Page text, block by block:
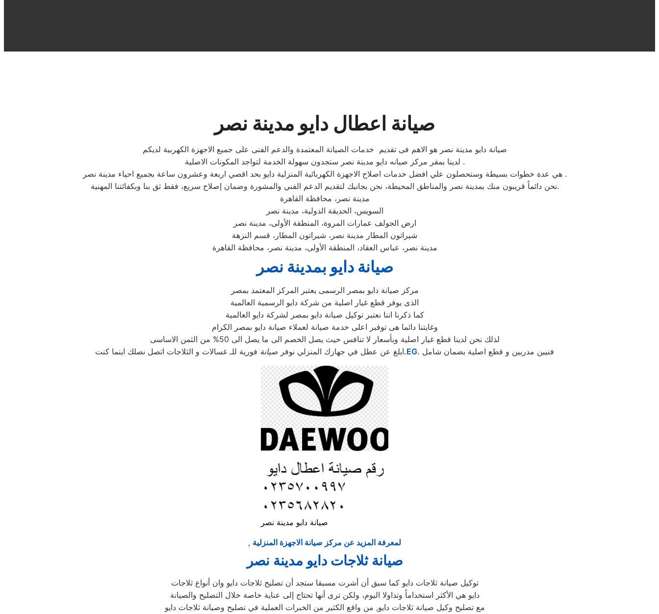
صيانة اعطال دايو مدينة نصر
صيانة دايو مدينة نصر هو الاهم فى تقديم خدمات الصيانة المعتمدة والدعم الفنى على جميع الاجهزة الكهربية لديكم
لدينا بمقر مركز صيانه دايو مدينة نصر ستجدون سهولة الخدمة لتواجد المكونات الاصلية .
هي عدة خطوات بسيطة وستحصلون علي افضل خدمات اصلاح الاجهزة الكهربائية المنزلية دايو بحد اقصي اربعة وعشرون ساعة بجميع احياء مدينة نصر .
نحن دائماً قريبون منك بمدينة نصر والمناطق المحيطة، نحن بجانبك لتقديم الدعم الفني والمشورة وضمان إصلاح سريع، فقط ثق بنا وبكفائتنا المهنية.
مدينة نصر، محافظة القاهرة
السويس، الحديقة الدولية، مدينة نصر
ارض الجولف عمارات المروة، المنطقة الأولى، مدينة نصر
شيراتون المطار مدينة نصر، شيراتون المطار، قسم النزهة
مدينة نصر، عباس العقاد، المنطقة الأولى، مدينة نصر، محافظة القاهرة
صيانة دايو بمدينة نصر
مركز صيانة دايو بمصر الرسمى يعتبر المركز المعتمد بمصر
الذى يوفر قطع غيار اصلية من شركة دايو الرسمية العالمية
كما ذكرنا اننا نعتبر توكيل صيانة دايو بمصر لشركة دايو العالمية
وغايتنا دائما هى توفير اعلى خدمة صيانة لعملاء صيانة دايو بمصر الكرام
لذلك نحن لدينا قطع غيار اصلية وبأسعار لا تنافس حيث يصل الخصم الى ما يصل الى 50% من الثمن الاساسى
ابلغ عن عطل في جهازك المنزلي نوفر صيانة فورية للـ غسالات و الثلاجات اتصل نصلك اينما كنت .EG. فنيين مدربين و قطع اصلية بضمان شامل
صيانة دايو مدينة نصر
, لمعرفة المزيد عن مركز صيانة الاجهزة المنزلية
صيانة ثلاجات دايو مدينة نصر
توكيل صيانة ثلاجات دايو كما سبق أن أشرت مسبقا ستجد أن تصليح ثلاجات دايو وان أنواع ثلاجات
دايو هي الأكثر استخداماً وتداولا اليوم، ولكن ترى أنها تحتاج إلى عناية خاصة خلال التصليح والصيانة
مع تصليح وكيل صيانة ثلاجات دايو, من واقع الكثير من الخبرات العملية في تصليح وصيانة ثلاجات دايو